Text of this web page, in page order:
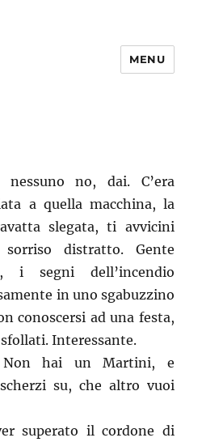
MENU
nessuno no, dai. C’era
a quella macchina, la
slegata, ti avvicini
distratto. Gente
i segni dell’incendio
in uno sgabuzzino
conoscersi ad una festa,
Interessante.
Non hai un Martini, e
su, che altro vuoi
superato il cordone di